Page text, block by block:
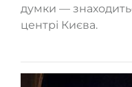
думки —
центрі Києва.